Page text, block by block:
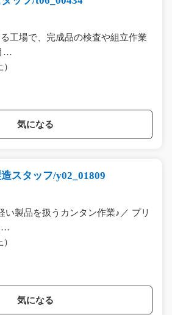
工場で、完成品の検査や組立作業
…
気になる
スタッフ/y02_01809
い製品を扱うカンタン作業♪／ プリ
…
気になる